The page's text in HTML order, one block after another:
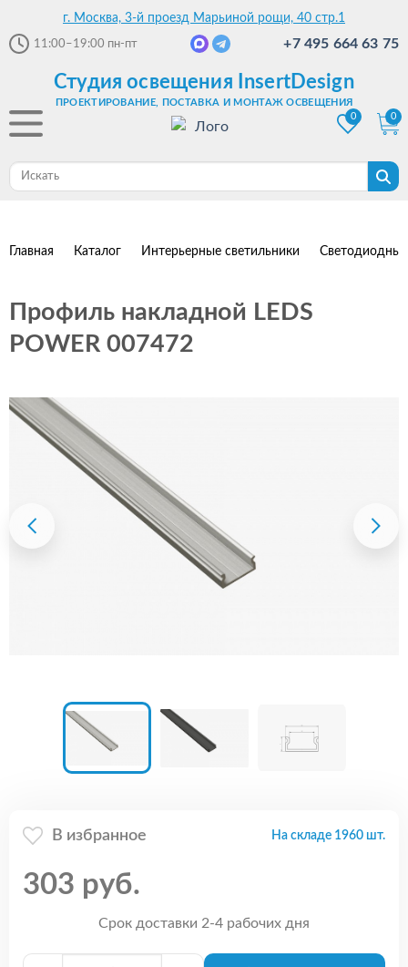
г. Москва, 3-й проезд Марьиной рощи, 40 стр.1
11:00–19:00 пн-пт +7 495 664 63 75
Студия освещения InsertDesign
ПРОЕКТИРОВАНИЕ, ПОСТАВКА И МОНТАЖ ОСВЕЩЕНИЯ
0
0
Главная Каталог Интерьерные светильники
Профиль накладной LEDS
POWER 007472
В избранное На складе 1960 шт.
303 руб.
Срок доставки 2-4 рабочих дня